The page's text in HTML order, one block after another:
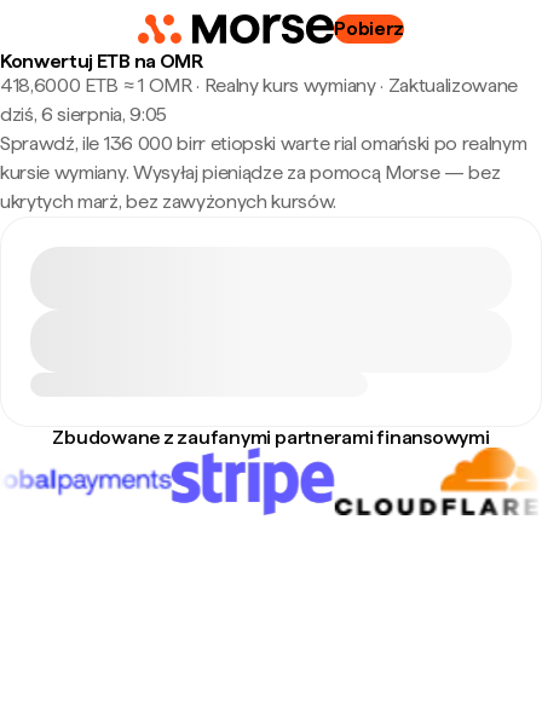
Pobierz
Konwertuj ETB na OMR
418,6000 ETB ≈ 1 OMR · Realny kurs wymiany· Zaktualizowane
dziś, 6 sierpnia, 9:05
Sprawdź, ile 136 000 birr etiopski warte rial omański po realnym
kursie wymiany. Wysyłaj pieniądze za pomocą Morse — bez
ukrytych marż, bez zawyżonych kursów.
Zbudowane z zaufanymi partnerami finansowymi